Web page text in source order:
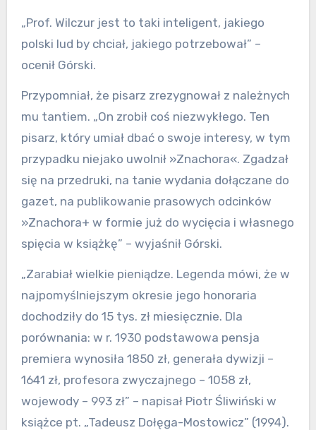
„Prof. Wilczur jest to taki inteligent, jakiego
polski lud by chciał, jakiego potrzebował” –
ocenił Górski.
Przypomniał, że pisarz zrezygnował z należnych
mu tantiem. „On zrobił coś niezwykłego. Ten
pisarz, który umiał dbać o swoje interesy, w tym
przypadku niejako uwolnił »Znachora«. Zgadzał
się na przedruki, na tanie wydania dołączane do
gazet, na publikowanie prasowych odcinków
»Znachora+ w formie już do wycięcia i własnego
spięcia w książkę” – wyjaśnił Górski.
„Zarabiał wielkie pieniądze. Legenda mówi, że w
najpomyślniejszym okresie jego honoraria
dochodziły do 15 tys. zł miesięcznie. Dla
porównania: w r. 1930 podstawowa pensja
premiera wynosiła 1850 zł, generała dywizji –
1641 zł, profesora zwyczajnego – 1058 zł,
wojewody – 993 zł” – napisał Piotr Śliwiński w
książce pt. „Tadeusz Dołęga-Mostowicz” (1994).